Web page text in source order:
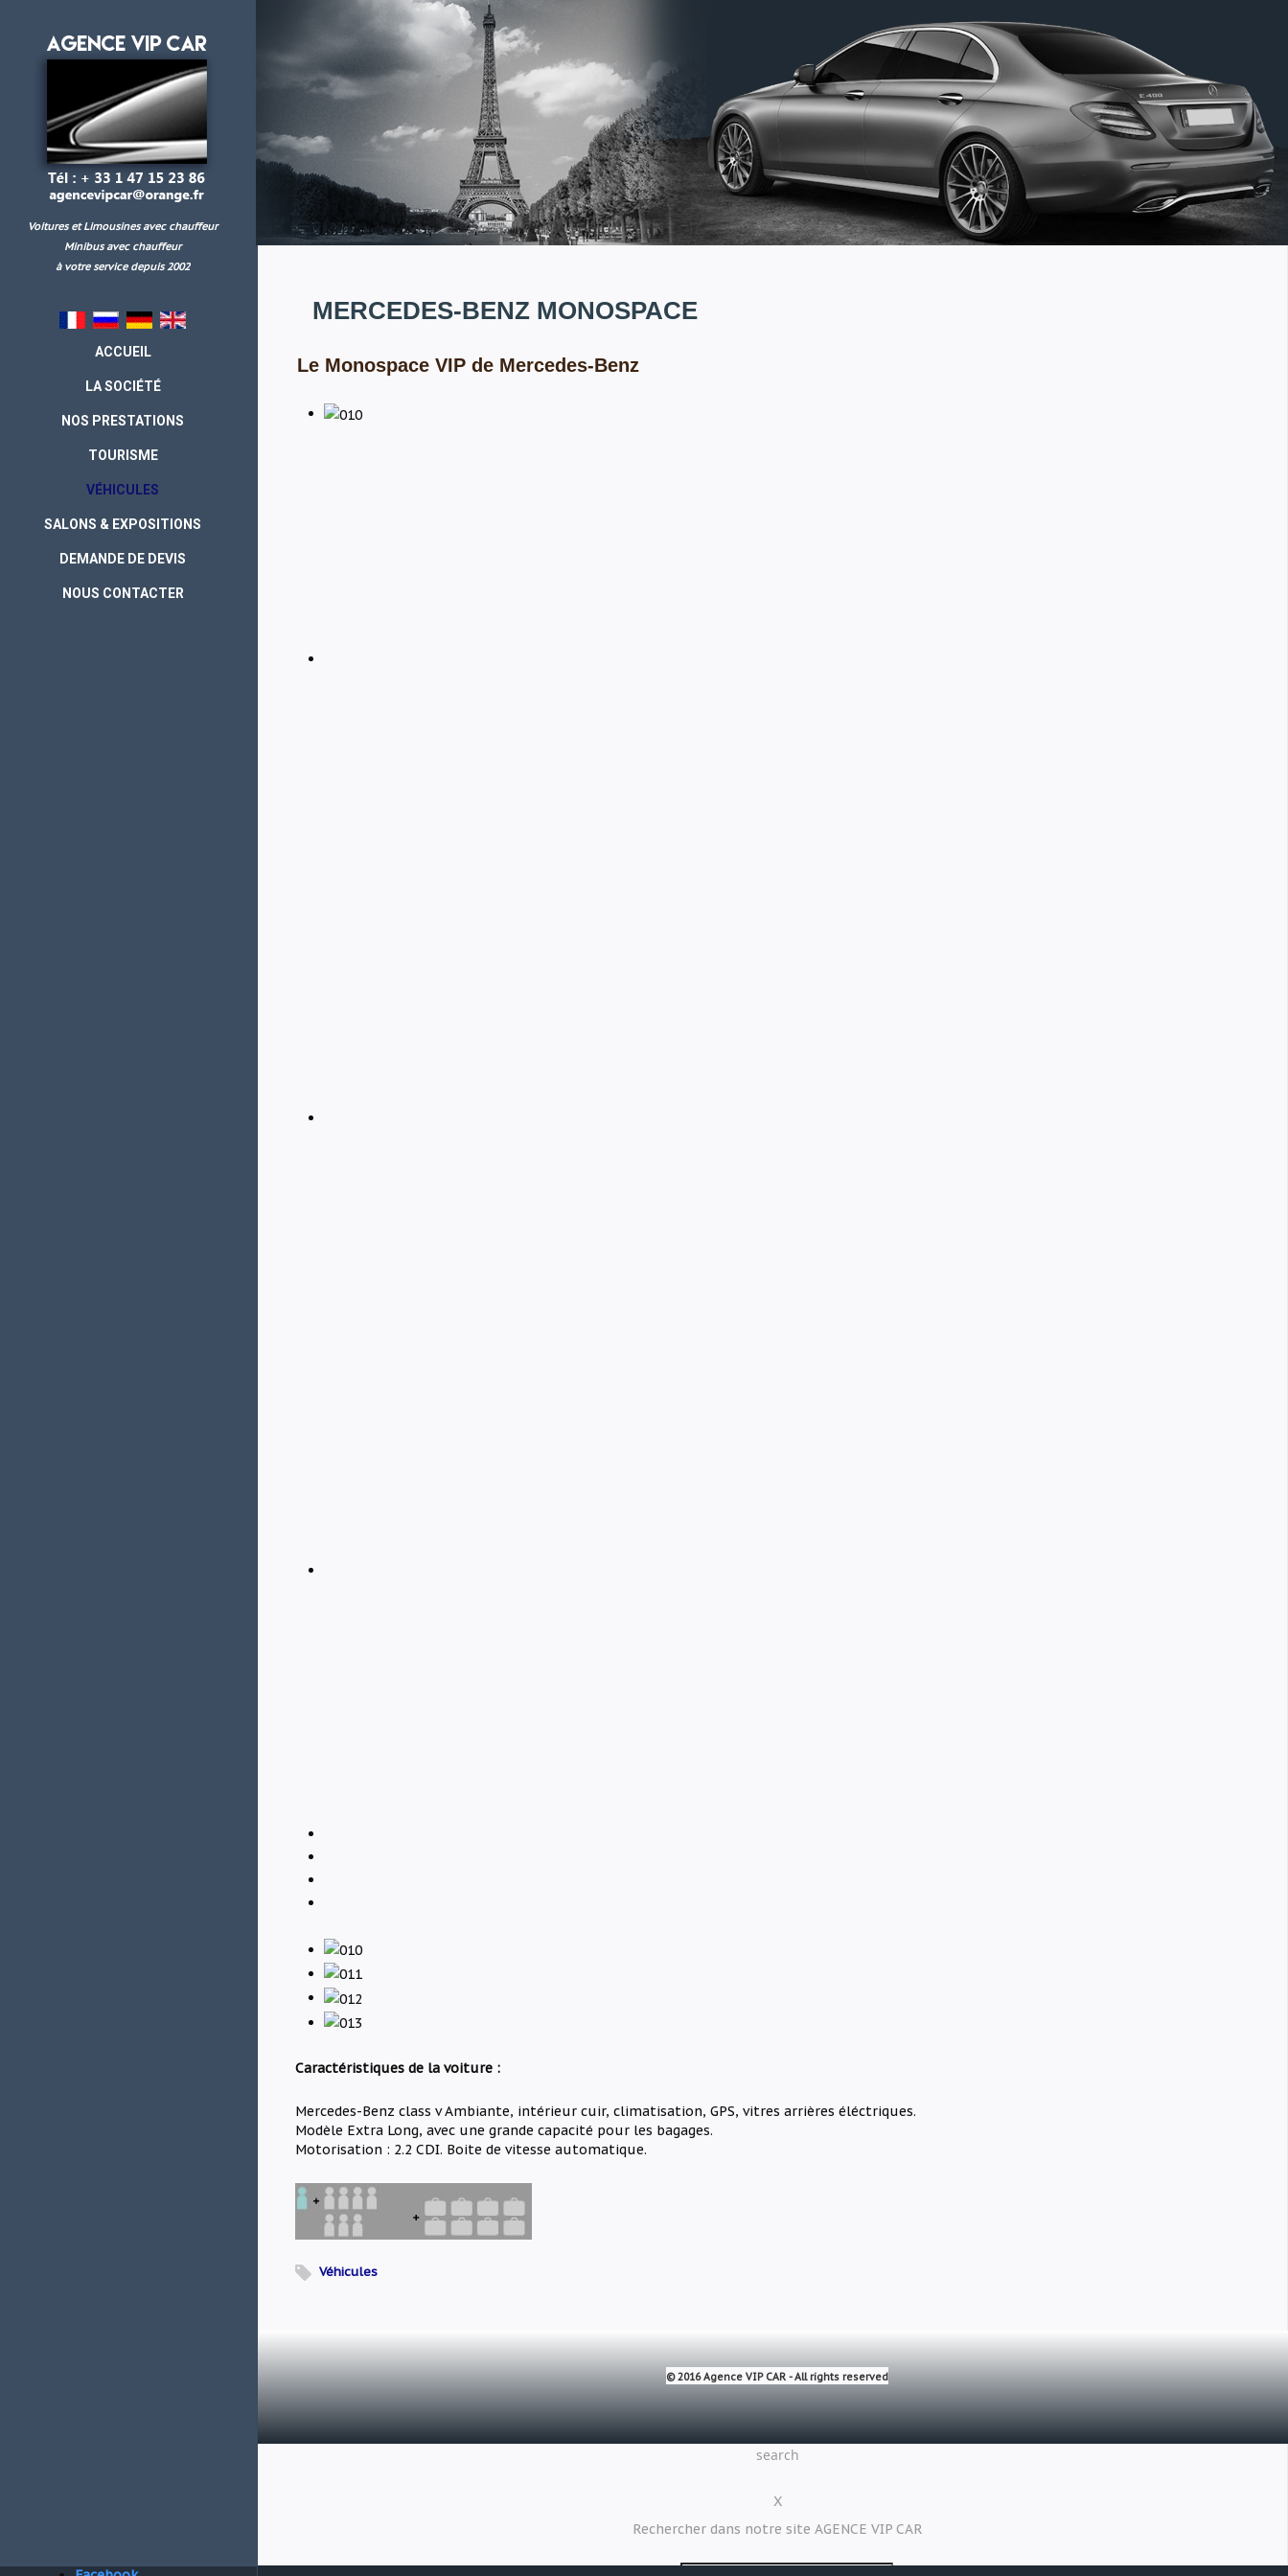
Voitures et Limousines avec chauffeur
Minibus avec chauffeur
à votre service depuis 2002
ACCUEIL
LA SOCIÉTÉ
NOS PRESTATIONS
TOURISME
VÉHICULES
SALONS & EXPOSITIONS
DEMANDE DE DEVIS
NOUS CONTACTER
MERCEDES-BENZ MONOSPACE
Le Monospace VIP de Mercedes-Benz
Caractéristiques de la voiture :
Mercedes-Benz class v Ambiante, intérieur cuir, climatisation, GPS, vitres arrières éléctriques.
Modèle Extra Long, avec une grande capacité pour les bagages.
Motorisation : 2.2 CDI. Boite de vitesse automatique.
Véhicules
© 2016 Agence VIP CAR -All rights reserved
search
X
Rechercher dans notre site AGENCE VIP CAR